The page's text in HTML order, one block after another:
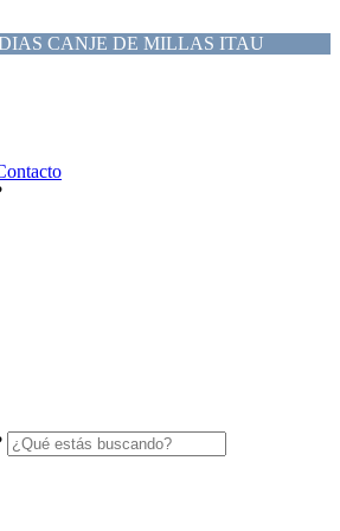
CANJE DE MILLAS ITAU